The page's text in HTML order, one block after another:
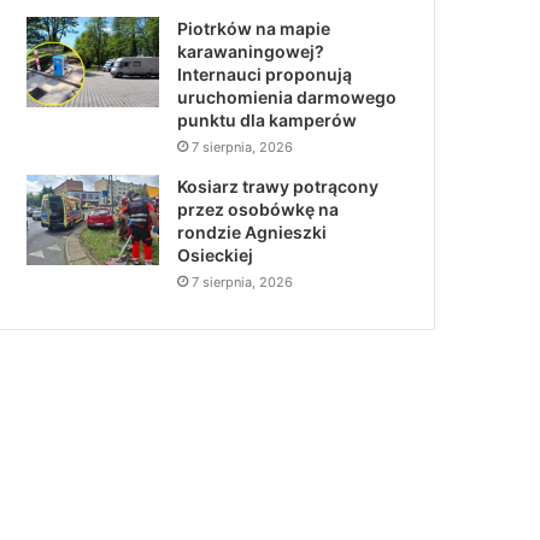
Piotrków na mapie
karawaningowej?
Internauci proponują
uruchomienia darmowego
punktu dla kamperów
7 sierpnia, 2026
Kosiarz trawy potrącony
przez osobówkę na
rondzie Agnieszki
Osieckiej
7 sierpnia, 2026